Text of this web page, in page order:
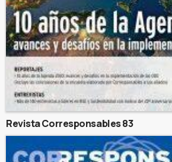
Revista Corresponsables 83